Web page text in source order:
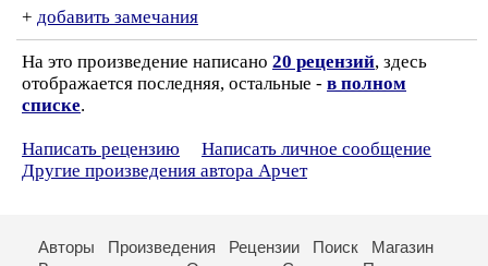
+ добавить замечания
На это произведение написано 20 рецензий, здесь
отображается последняя, остальные - в полном
списке.
Написать рецензию
Написать личное сообщение
Другие произведения автора Арчет
Авторы Произведения Рецензии Поиск
Магазин